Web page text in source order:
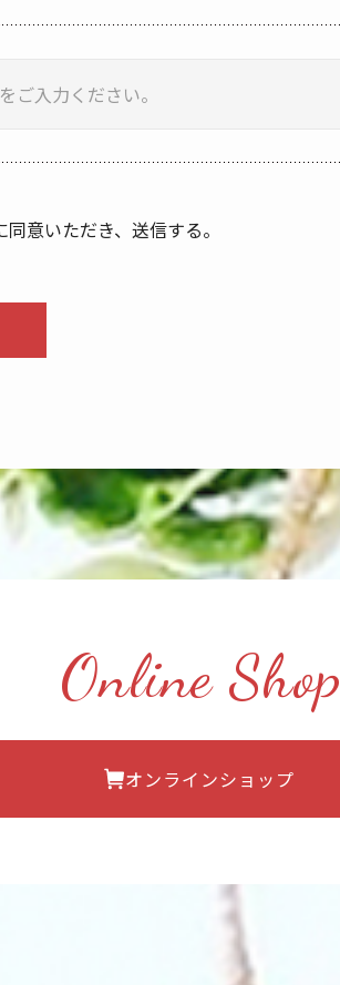
同意いただき、送信する。
Online Shop
オンラインショップ